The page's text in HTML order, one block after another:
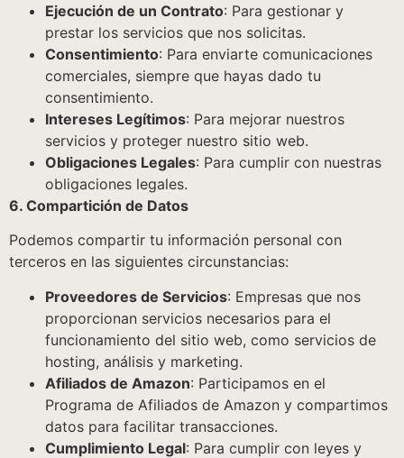
Ejecución de un Contrato: Para gestionar y
prestar los servicios que nos solicitas.
Consentimiento: Para enviarte comunicaciones
comerciales, siempre que hayas dado tu
consentimiento.
Intereses Legítimos: Para mejorar nuestros
servicios y proteger nuestro sitio web.
Obligaciones Legales: Para cumplir con nuestras
obligaciones legales.
6. Compartición de Datos
Podemos compartir tu información personal con
terceros en las siguientes circunstancias:
Proveedores de Servicios: Empresas que nos
proporcionan servicios necesarios para el
funcionamiento del sitio web, como servicios de
hosting, análisis y marketing.
Afiliados de Amazon: Participamos en el
Programa de Afiliados de Amazon y compartimos
datos para facilitar transacciones.
Cumplimiento Legal: Para cumplir con leyes y